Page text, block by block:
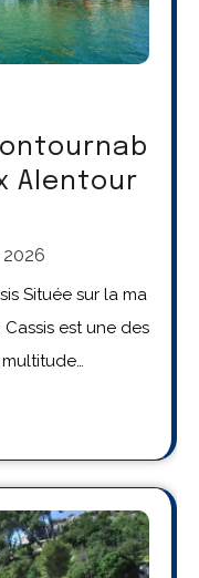
Alentour
2026
Située sur la ma
est une des